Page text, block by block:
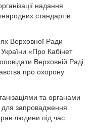
надання
стандартів
Верховної Ради
України «Про Кабінет
Верховній Раді
про охорону
та органами
для запровадження
людини під час